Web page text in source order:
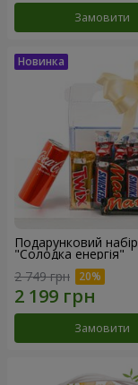
Замовити
Подарунковий набір
"Солодка енергія"
2 749 грн
Замовити